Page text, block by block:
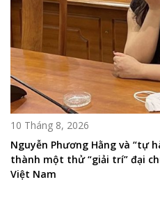
10 Tháng 8, 2026
Nguyễn Phương Hằng và “tự
thành một thử “giải trí” đại
Việt Nam